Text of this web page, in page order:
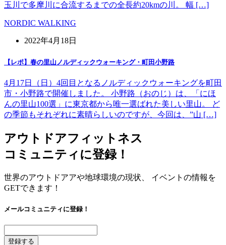
玉川で多摩川に合流するまでの全長約20kmの川。 幅 […]
NORDIC WALKING
2022年4月18日
【レポ】春の里山ノルディックウォーキング・町田小野路
4月17日（日）4回目となるノルディックウォーキングを町田
市・小野路で開催しました。 小野路（おのじ）は、「にほ
んの里山100選」に東京都から唯一選ばれた美しい里山。 ど
の季節もそれぞれに素晴らしいのですが、今回は、”山 […]
アウトドアフィットネス
コミュニティに登録！
世界のアウトドアアや地球環境の現状、 イベントの情報を
GETできます！
メールコミュニティに登録！